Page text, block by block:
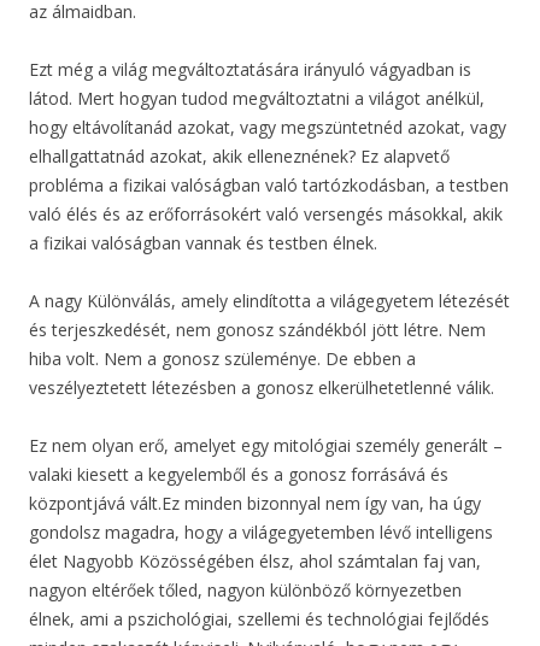
az álmaidban.
Ezt még a világ megváltoztatására irányuló vágyadban is
látod. Mert hogyan tudod megváltoztatni a világot anélkül,
hogy eltávolítanád azokat, vagy megszüntetnéd azokat, vagy
elhallgattatnád azokat, akik elleneznének? Ez alapvető
probléma a fizikai valóságban való tartózkodásban, a testben
való élés és az erőforrásokért való versengés másokkal, akik
a fizikai valóságban vannak és testben élnek.
A nagy Különválás, amely elindította a világegyetem létezését
és terjeszkedését, nem gonosz szándékból jött létre. Nem
hiba volt. Nem a gonosz szüleménye. De ebben a
veszélyeztetett létezésben a gonosz elkerülhetetlenné válik.
Ez nem olyan erő, amelyet egy mitológiai személy generált –
valaki kiesett a kegyelemből és a gonosz forrásává és
központjává vált.Ez minden bizonnyal nem így van, ha úgy
gondolsz magadra, hogy a világegyetemben lévő intelligens
élet Nagyobb Közösségében élsz, ahol számtalan faj van,
nagyon eltérőek tőled, nagyon különböző környezetben
élnek, ami a pszichológiai, szellemi és technológiai fejlődés